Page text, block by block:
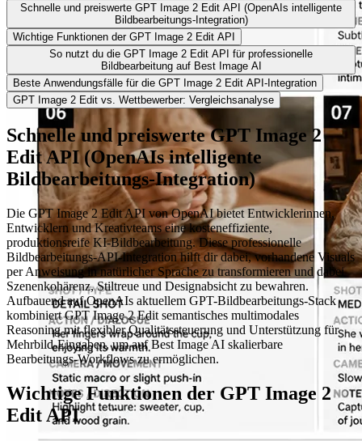
Schnelle und preiswerte GPT Image 2 Edit API (OpenAIs intelligente
Bildbearbeitungs-Integration)
Wichtige Funktionen der GPT Image 2 Edit API
So nutzt du die GPT Image 2 Edit API für professionelle
Bildbearbeitung auf Best Image AI
Beste Anwendungsfälle für die GPT Image 2 Edit API-Integration
GPT Image 2 Edit vs. Wettbewerber: Vergleichsanalyse
Schnelle und preiswerte GPT Image 2
Edit API (OpenAIs intelligente
Bildbearbeitungs-Integration)
Die GPT Image 2 Edit API von OpenAI bietet Entwicklerinnen,
Entwicklern und Kreativteams eine kosteneffiziente,
produktionsreife KI-Bildbearbeitung. Diese professionelle
Bildbearbeitungs-API-Integration hilft dir dabei, vorhandene Visuals
per Anweisung in natürlicher Sprache zu transformieren und dabei
Szenenkohärenz, Stiltreue und Designabsicht zu bewahren.
Aufbauend auf OpenAIs aktuellem GPT-Bildbearbeitungs-Stack
kombiniert GPT Image 2 Edit semantisches multimodales
Reasoning mit flexibler Qualitätssteuerung und Unterstützung für
Mehrbild-Eingaben, um auf Best Image AI skalierbare
Bearbeitungs-Workflows zu ermöglichen.
Wichtige Funktionen der GPT Image 2
Edit API